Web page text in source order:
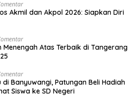
Akmil dan Akpol 2026: Siapkan Diri
Atas Terbaik di Tangerang
di Banyuwangi, Patungan Beli Hadiah
Siswa ke SD Negeri